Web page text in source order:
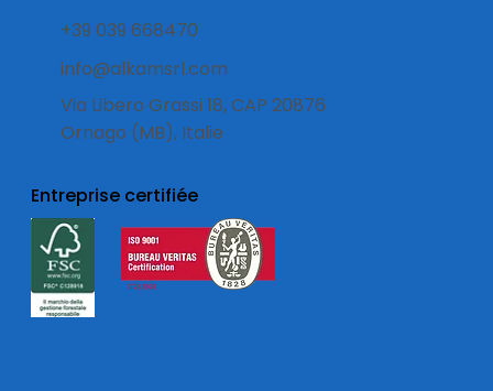
+39 039 668470
info@alkamsrl.com
Via Libero Grassi 18, CAP 20876
Ornago (MB), Italie
Entreprise certifiée